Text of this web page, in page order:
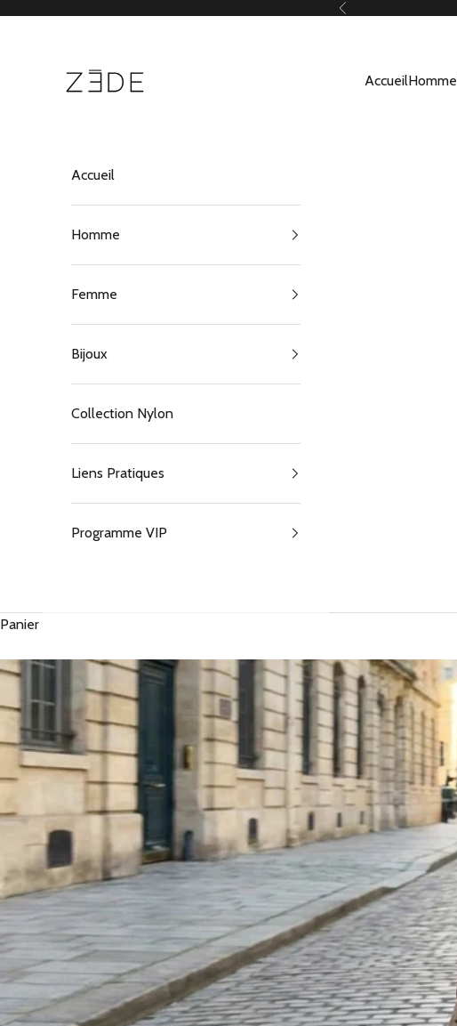
Précédent
AccueilHomme
Accueil
Homme
Femme
Bijoux
Collection Nylon
Liens Pratiques
Programme VIP
Panier